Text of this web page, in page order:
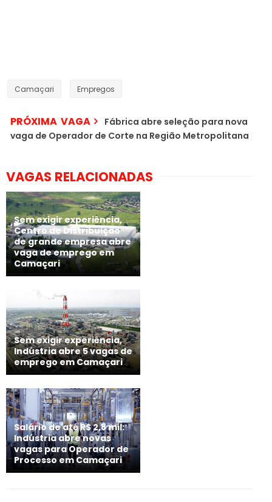
Camaçari Empregos
PRÓXIMA VAGA
Fábrica abre seleção para nova
vaga de Operador de Corte na Região Metropolitana
VAGAS RELACIONADAS
Sem exigir experiência,
Centro de Distribuição
de grande empresa abre
vaga de emprego em
Camaçari
Sem exigir experiência,
Indústria abre 5 vagas de
emprego em Camaçari
Salário de até R$ 2,8 mil:
Indústria abre novas
vagas para Operador de
Processo em Camaçari